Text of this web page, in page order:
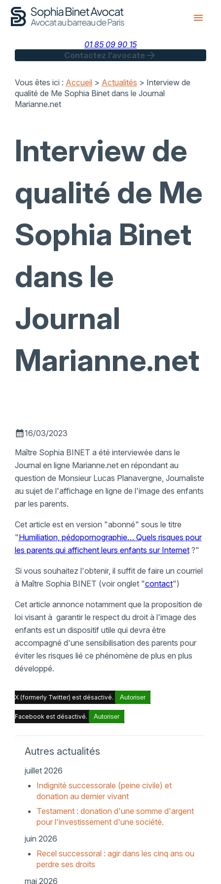
menu
01 85 09 90 15
Contactez l’avocate arrow_forward
Vous êtes ici : Accueil> Actualités > Interview de
qualité de Me Sophia Binet dans le Journal
Marianne.net
Interview de
qualité de Me
Sophia Binet
dans le
Journal
Marianne.net
calendar_month16/03/2023
Maître Sophia BINET a été interviewée dans le
Journal en ligne Marianne.net en répondant au
question de Monsieur Lucas Planavergne, Journaliste
au sujet de l'affichage en ligne de l'image des enfants
par les parents.
Cet article est en version "abonné" sous le titre
"Humiliation, pédopornographie… Quels risques pour
les parents qui affichent leurs enfants sur Internet?"
Si vous souhaitez l'obtenir, il suffit de faire un courriel
à Maître Sophia BINET (voir onglet "contact")
Cet article annonce notamment que la proposition de
loi visant à garantir le respect du droit à l'image des
enfants est un dispositif utile qui devra être
accompagné d'une sensibilisation des parents pour
éviter les risques lié ce phénomène de plus en plus
développé.
X (formerly Twitter) est désactivé. Autoriser
Facebook est désactivé. Autoriser
Autres actualités
juillet 2026
Indignité successorale (peine civile) et
donation au dernier vivant
Testament : donation d'une somme d'argent
pour l'investissement d'une société.
juin 2026
Recel successoral : agir dans les cinq ans ou
perdre ses droits
mai 2026
Panneau de gestion des cookies